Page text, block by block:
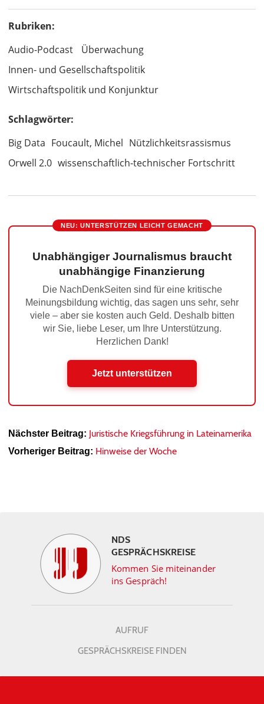
Rubriken:
Audio-Podcast
Überwachung
Innen- und Gesellschaftspolitik
Wirtschaftspolitik und Konjunktur
Schlagwörter:
Big Data Foucault, Michel Nützlichkeitsrassismus
Orwell 2.0 wissenschaftlich-technischer Fortschritt
NEU: UNTERSTÜTZEN LEICHT GEMACHT
Unabhängiger Journalismus braucht
unabhängige Finanzierung
Die NachDenkSeiten sind für eine kritische
Meinungsbildung wichtig, das sagen uns sehr, sehr
viele – aber sie kosten auch Geld. Deshalb bitten
wir Sie, liebe Leser, um Ihre Unterstützung.
Herzlichen Dank!
Jetzt unterstützen
Nächster Beitrag: Juristische Kriegsführung in Lateinamerika
Vorheriger Beitrag: Hinweise der Woche
NDS
GESPRÄCHSKREISE
Kommen Sie miteinander
ins Gespräch!
AUFRUF
GESPRÄCHSKREISE FINDEN